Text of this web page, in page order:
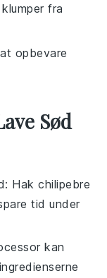
fra
opbevare
Sød
: Hakchilipebre
tid under
kan